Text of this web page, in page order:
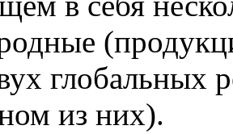
глобальных
из них).